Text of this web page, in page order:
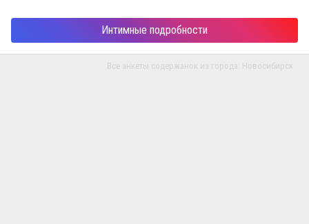
Интимные подробности
Все анкеты содержанок из города: Новосибирск